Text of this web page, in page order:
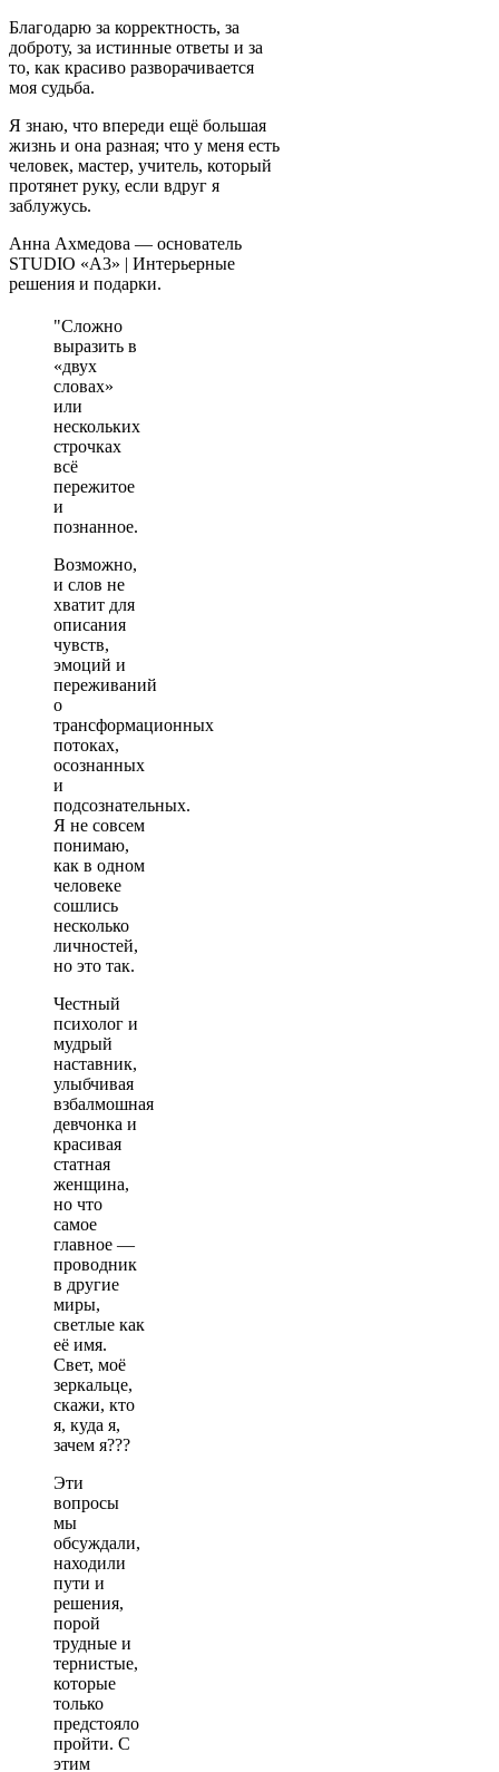
Благодарю за корректность, за
доброту, за истинные ответы и за
то, как красиво разворачивается
моя судьба.
Я знаю, что впереди ещё большая
жизнь и она разная; что у меня есть
человек, мастер, учитель, который
протянет руку, если вдруг я
заблужусь.
Анна Ахмедова — основатель
STUDIO «A3» | Интерьерные
решения и подарки.
Сложно
выразить в
«двух
словах»
или
нескольких
строчках
всё
пережитое
и
познанное.
Возможно,
и слов не
хватит для
описания
чувств,
эмоций и
переживаний
о
трансформационных
потоках,
осознанных
и
подсознательных.
Я не совсем
понимаю,
как в одном
человеке
сошлись
несколько
личностей,
но это так.
Честный
психолог и
мудрый
наставник,
улыбчивая
взбалмошная
девчонка и
красивая
статная
женщина,
но что
самое
главное —
проводник
в другие
миры,
светлые как
её имя.
Свет, моё
зеркальце,
скажи, кто
я, куда я,
зачем я???
Эти
вопросы
мы
обсуждали,
находили
пути и
решения,
порой
трудные и
тернистые,
которые
только
предстояло
пройти. С
этим